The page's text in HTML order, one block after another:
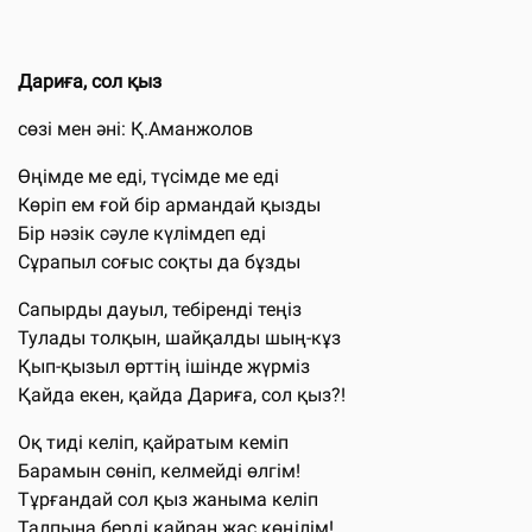
Дариға, сол қыз
сөзі мен әні: Қ.Аманжолов
Өңімде ме еді, түсімде ме еді
Көріп ем ғой бір армандай қызды
Бір нәзік сәуле күлімдеп еді
Сұрапыл соғыс соқты да бұзды
Сапырды дауыл, тебіренді теңіз
Тулады толқын, шайқалды шың-кұз
Қып-қызыл өрттің ішінде жүрміз
Қайда екен, қайда Дариға, сол қыз?!
Оқ тиді келіп, қайратым кеміп
Барамын сөніп, келмейді өлгім!
Тұрғандай сол қыз жаныма келіп